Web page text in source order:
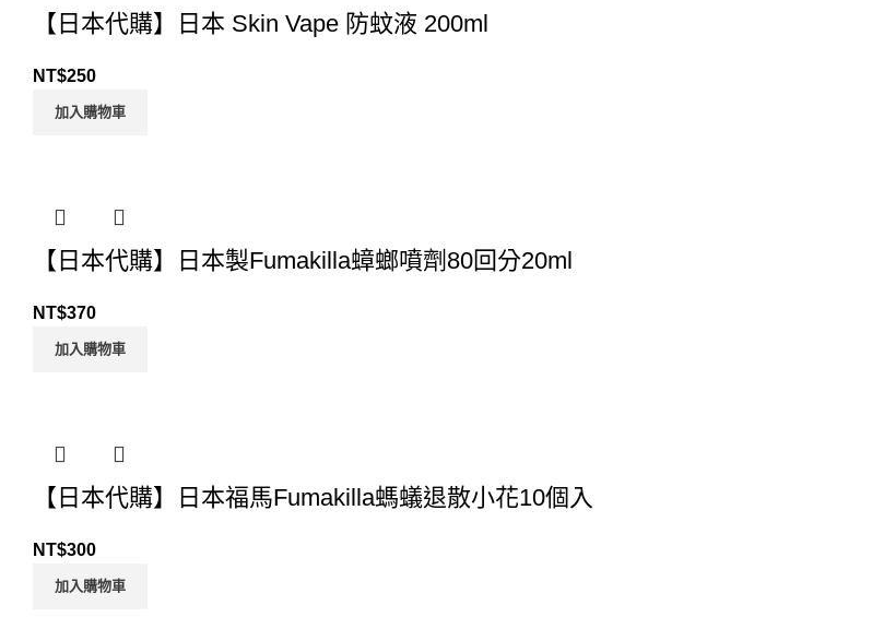
【日本代購】日本 Skin Vape 防蚊液 200ml
NT$250
加入購物車
【日本代購】日本製Fumakilla蟑螂噴劑80回分20ml
NT$370
加入購物車
【日本代購】日本福馬Fumakilla螞蟻退散小花10個入
NT$300
加入購物車